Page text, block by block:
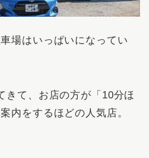
場はいっぱいになってい
きて、お店の方が「10分ほ
内をするほどの人気店。